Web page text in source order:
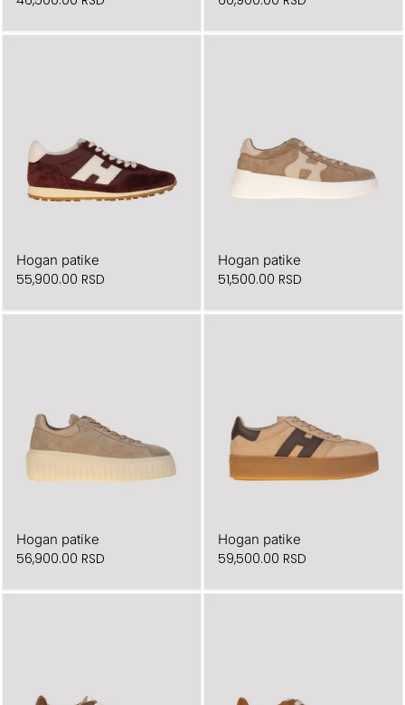
Hogan patike
55,900.00 RSD
Hogan patike
51,500.00 RSD
Hogan patike
56,900.00 RSD
Hogan patike
59,500.00 RSD